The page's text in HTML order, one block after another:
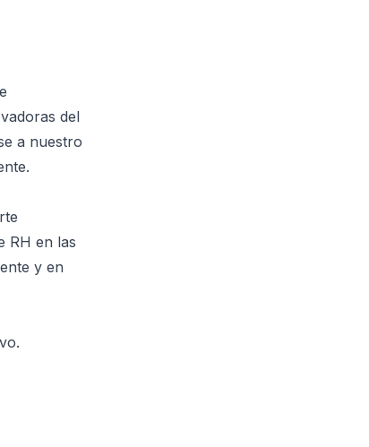
del
a nuestro
RH en las
y en